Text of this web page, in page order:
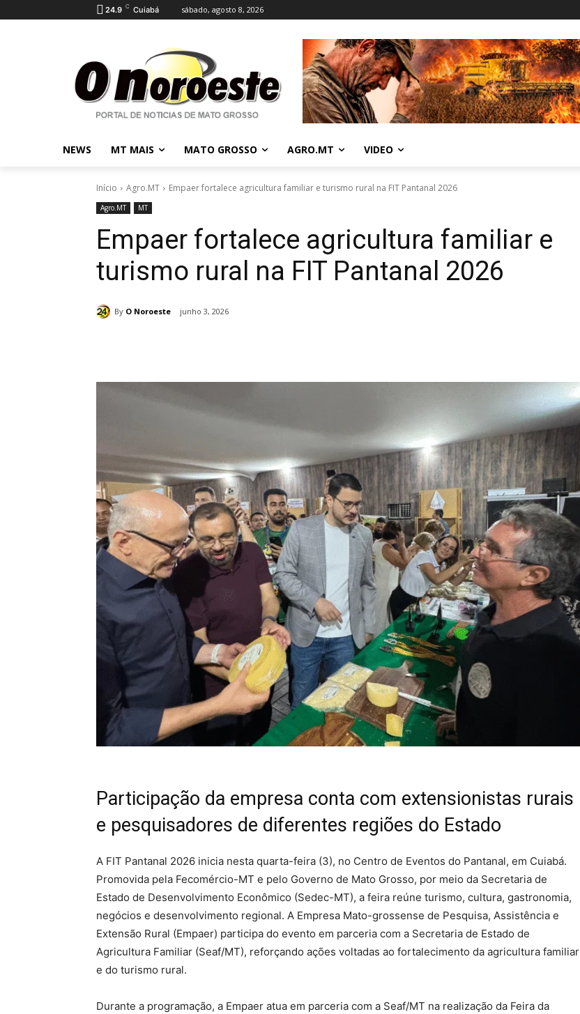
24.9 C Cuiabá sábado, agosto 8, 2026
NEWS MT MAIS MATO GROSSO AGRO.MT VIDEO
Início Agro.MT Empaer fortalece agricultura familiar e turismo rural na FIT Pantanal 2026
Agro.MT MT
Empaer fortalece agricultura familiar e
turismo rural na FIT Pantanal 2026
By O Noroeste junho 3, 2026
Participação da empresa conta com extensionistas rurais
e pesquisadores de diferentes regiões do Estado
A FIT Pantanal 2026 inicia nesta quarta-feira (3), no Centro de Eventos do Pantanal, em Cuiabá.
Promovida pela Fecomércio-MT e pelo Governo de Mato Grosso, por meio da Secretaria de
Estado de Desenvolvimento Econômico (Sedec-MT), a feira reúne turismo, cultura, gastronomia,
negócios e desenvolvimento regional. A Empresa Mato-grossense de Pesquisa, Assistência e
Extensão Rural (Empaer) participa do evento em parceria com a Secretaria de Estado de
Agricultura Familiar (Seaf/MT), reforçando ações voltadas ao fortalecimento da agricultura familiar
e do turismo rural.
Durante a programação, a Empaer atua em parceria com a Seaf/MT na realização da Feira da